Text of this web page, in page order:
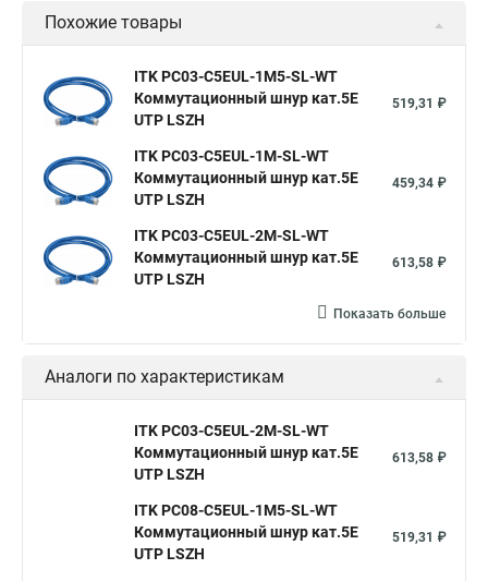
Похожие товары
ITK PC03-C5EUL-1M5-SL-WT
Коммутационный шнур кат.5E
UTP LSZH
519,31 ₽
ITK PC03-C5EUL-1M-SL-WT
Коммутационный шнур кат.5E
UTP LSZH
459,34 ₽
ITK PC03-C5EUL-2M-SL-WT
Коммутационный шнур кат.5E
UTP LSZH
613,58 ₽
Показать больше
Аналоги по характеристикам
ITK PC03-C5EUL-2M-SL-WT
Коммутационный шнур кат.5E
UTP LSZH
613,58 ₽
ITK PC08-C5EUL-1M5-SL-WT
Коммутационный шнур кат.5E
UTP LSZH
519,31 ₽